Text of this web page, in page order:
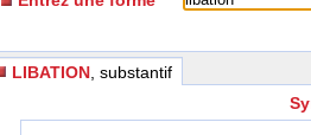
LIBATION , substantif